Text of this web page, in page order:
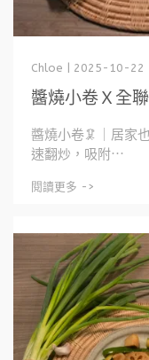
醬燒小卷Ｘ全
Chloe | 2025-10-22
醬燒小卷🦑｜居家
速翻炒，吸附⋯
閱讀更多 ->